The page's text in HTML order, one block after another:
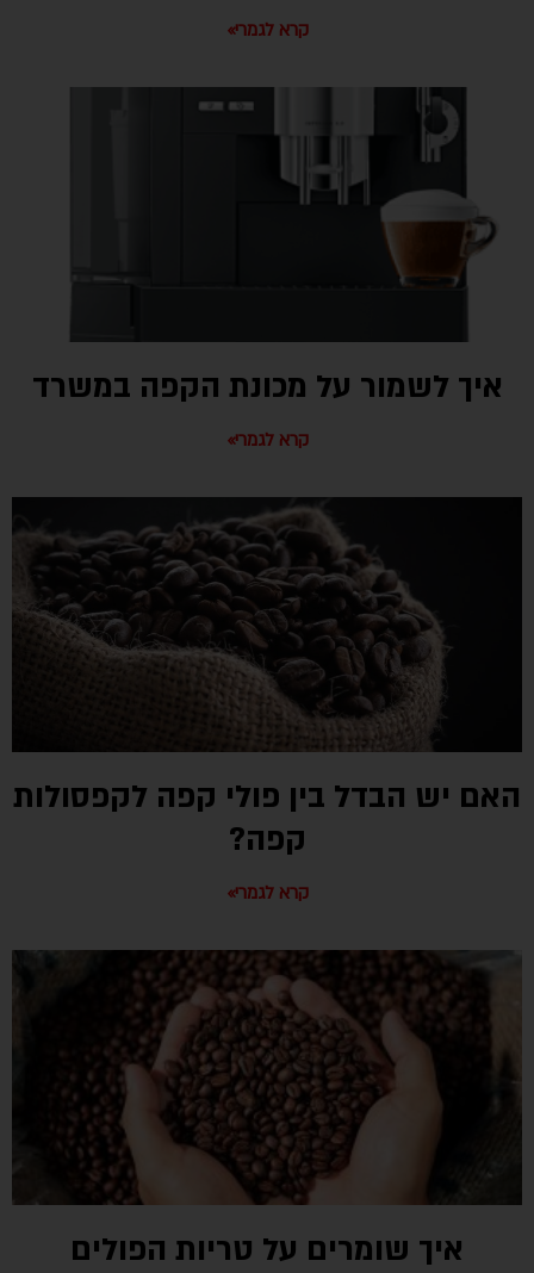
קרא לגמרי»
איך לשמור על מכונת הקפה במשרד
קרא לגמרי»
האם יש הבדל בין פולי קפה לקפסולות
קפה?
קרא לגמרי»
איך שומרים על טריות הפולים